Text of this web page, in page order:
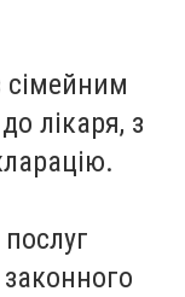
сімейним
лікаря, з